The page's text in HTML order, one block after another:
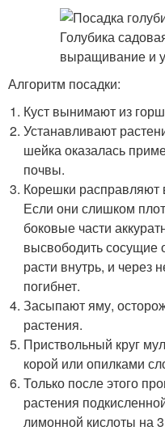
Алгоритм посадки:
Куст вынимают из
Устанавливают
шейка оказалась
почвы.
Корешки расправляют
Если они слишком
боковые части
высвободить сосущие
расти внутрь, и через
погибнет.
Засыпают яму,
растения.
Приствольный круг
корой или опилками
Только после этого
растения
лимонной кислоты на